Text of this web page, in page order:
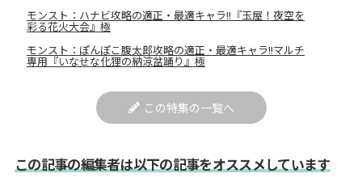
モンスト：ハナビ攻略の適正・最適キャラ!!『玉屋！夜空を
彩る花火大会』極
モンスト：ぽんぽこ腹太郎攻略の適正・最適キャラ!!マルチ
専用『いなせな化狸の納涼盆踊り』極
この特集の一覧へ
この記事の編集者は以下の記事をオススメしています